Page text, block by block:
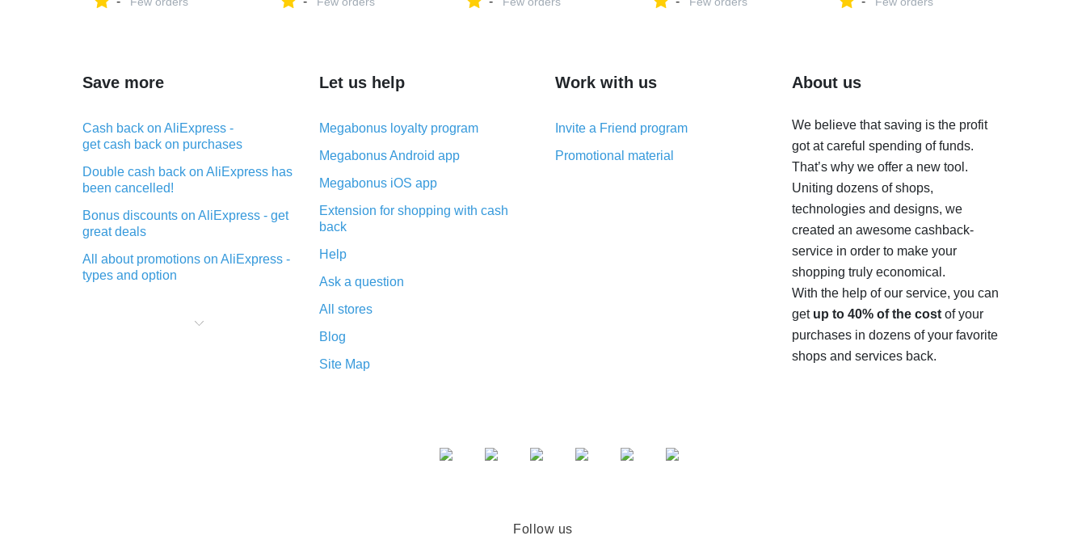
Save more
Cash back on AliExpress -
get cash back on purchases
Double cash back on AliExpress has
been cancelled!
Bonus discounts on AliExpress - get
great deals
All about promotions on AliExpress -
types and option
purchases on AliExpress - short and
Let us help
Megabonus loyalty program
Megabonus Android app
Megabonus iOS app
Extension for shopping with cash
back
Help
Ask a question
All stores
Blog
Site Map
Work with us
Invite a Friend program
Promotional material
About us
We believe that saving is the profit
got at careful spending of funds.
That’s why we offer a new tool.
Uniting dozens of shops,
technologies and designs, we
created an awesome cashback-
service in order to make your
shopping truly economical.
With the help of our service, you can
get up to 40% of the costof your
purchases in dozens of your favorite
shops and services back.
Follow us